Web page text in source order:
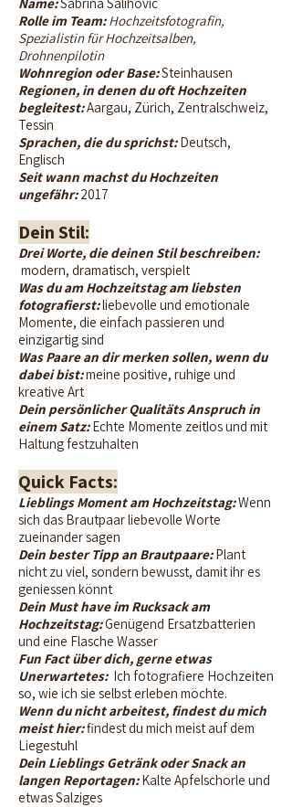
Rolle im Team:Hochzeitsfotografin,
Spezialistin für Hochzeitsalben,
Drohnenpilotin
Wohnregion oder Base:Steinhausen
Regionen, in denen du oft Hochzeiten
begleitest:Aargau, Zürich, Zentralschweiz,
Tessin
Sprachen, die du sprichst:Deutsch,
Englisch
Seit wann machst du Hochzeiten
ungefähr:2017
Dein Stil:
Drei Worte, die deinen Stil beschreiben:
modern, dramatisch, verspielt
Was du am Hochzeitstag am liebsten
fotografierst:liebevolle und emotionale
Momente, die einfach passieren und
einzigartig sind
Was Paare an dir merken sollen, wenn du
dabei bist:meine positive, ruhige und
kreative Art
Dein persönlicher Qualitäts Anspruch in
einem Satz:Echte Momente zeitlos und mit
Haltung festzuhalten
Quick Facts:
Lieblings Moment am Hochzeitstag:Wenn
sich das Brautpaar liebevolle Worte
zueinander sagen
Dein bester Tipp an Brautpaare:Plant
nicht zu viel, sondern bewusst, damit ihr es
geniessen könnt
Dein Must have im Rucksack am
Hochzeitstag:Genügend Ersatzbatterien
und eine Flasche Wasser
Fun Fact über dich, gerne etwas
Unerwartetes: Ich fotografiere Hochzeiten
so, wie ich sie selbst erleben möchte.
Wenn du nicht arbeitest, findest du mich
meist hier:findest du mich meist auf dem
Liegestuhl
Dein Lieblings Getränk oder Snack an
langen Reportagen:Kalte Apfelschorle und
etwas Salziges